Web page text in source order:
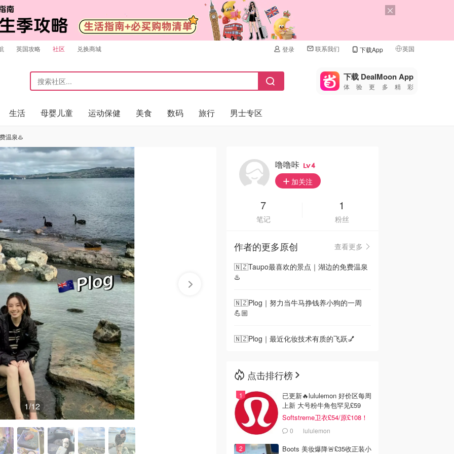
英国攻略 社区 兑换商城 登录 联系我们 下载App 英国
🇺🇸
🇨🇳 中国
🇦🇺
🇳🇿新西兰
下载 DealMoon App
体验更多精彩
生活 母婴儿童 运动保健 美食 数码 旅行 男士专区
温泉♨️
1/12
噜噜咔 4
加关注
7
笔记
1
粉丝
作者的更多原创
查看更多
🇳🇿Taupo最喜欢的景点｜湖边的免费温泉
♨️
🇳🇿Plog｜努力当牛马挣钱养小狗的一周
💪🏼
🇳🇿Plog｜最近化妆技术有质的飞跃💅
点击排行榜
已更新🔥lululemon 好价区每周
上新 大号粉牛角包罕见£59
Softstreme卫衣£54/原£108！
0 lululemon
Boots 美妆爆降🚨£35收正装小